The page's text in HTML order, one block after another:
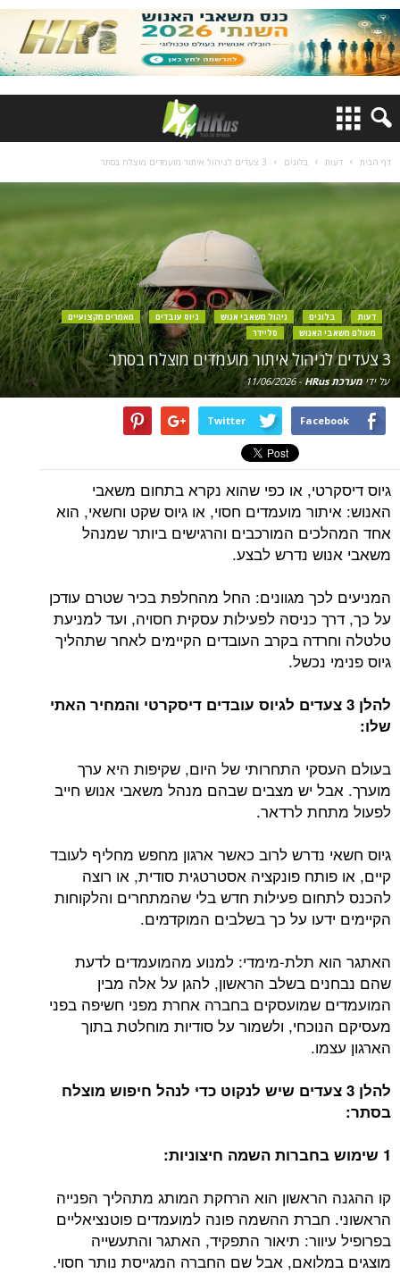
דף הבית דעות בלוגים 3 צעדים לניהול איתור מועמדים מוצלח בסתר
דעות בלוגים ניהול משאבי אנוש גיוס עובדים
מאמרים מקצועיים
מעולם משאבי האנוש
סליידר
3 צעדים לניהול איתור מועמדים מוצלח בסתר
על ידי מערכת HRus -
11/06/2026
Facebook
Twitter
גיוס דיסקרטי, או כפי שהוא נקרא בתחום משאבי
האנוש: איתור מועמדים חסוי, או גיוס שקט וחשאי, הוא
אחד המהלכים המורכבים והרגישים ביותר שמנהל
משאבי אנוש נדרש לבצע.
המניעים לכך מגוונים: החל מהחלפת בכיר שטרם עודכן
על כך, דרך כניסה לפעילות עסקית חסויה, ועד למניעת
טלטלה וחרדה בקרב העובדים הקיימים לאחר שתהליך
גיוס פנימי נכשל.
להלן 3 צעדים לגיוס עובדים דיסקרטי והמחיר האתי
שלו:
בעולם העסקי התחרותי של היום, שקיפות היא ערך
מוערך. אבל יש מצבים שבהם מנהל משאבי אנוש חייב
לפעול מתחת לרדאר.
גיוס חשאי נדרש לרוב כאשר ארגון מחפש מחליף לעובד
קיים, או פותח פונקציה אסטרטגית סודית, או רוצה
להכנס לתחום פעילות חדש בלי שהמתחרים והלקוחות
הקיימים ידעו על כך בשלבים המוקדמים.
האתגר הוא תלת-מימדי: למנוע מהמועמדים לדעת
שהם נבחנים בשלב הראשון, להגן על אלה מבין
המועמדים שמועסקים בחברה אחרת מפני חשיפה בפני
מעסיקם הנוכחי, ולשמור על סודיות מוחלטת בתוך
הארגון עצמו.
להלן 3 צעדים שיש לנקוט כדי לנהל חיפוש מוצלח
בסתר:
1 שימוש בחברות השמה חיצוניות:
קו ההגנה הראשון הוא הרחקת המותג מתהליך הפנייה
הראשוני. חברת ההשמה פונה למועמדים פוטנציאליים
בפרופיל עיוור: תיאור התפקיד, האתגר והתעשייה
מוצגים במלואם, אבל שם החברה המגייסת נותר חסוי.